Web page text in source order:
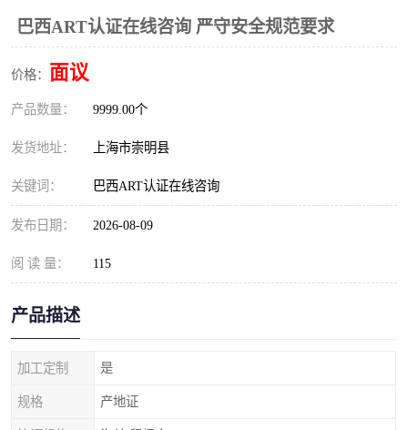
巴西ART认证在线咨询 严守安全规范要求
价格： 面议
产品数量： 9999.00个
发货地址： 上海市崇明县
关键词： 巴西ART认证在线咨询
发布日期： 2026-08-09
阅 读 量： 115
产品描述
加工定制 是
规格 产地证